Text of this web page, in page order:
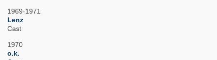
1969-1971
Lenz
Cast
1970
o.k.